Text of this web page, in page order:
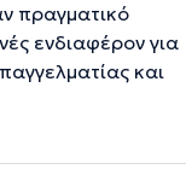
πραγματικό
ενδιαφέρον για
και